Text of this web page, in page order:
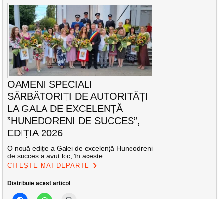
OAMENI SPECIALI
SĂRBĂTORIȚI DE AUTORITĂȚI
LA GALA DE EXCELENŢĂ
”HUNEDORENI DE SUCCES”,
EDIȚIA 2026
O nouă ediție a Galei de excelență Huneodreni
de succes a avut loc, în aceste
CITEȘTE MAI DEPARTE
Distribuie acest articol